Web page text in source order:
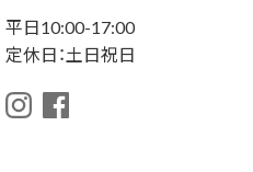
平日10:00-17:00
定休日：土日祝日